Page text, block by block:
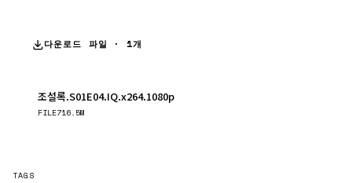
다운로드 파일 · 1개
조설록.S01E04.IQ.x264.1080p
FILE716.5M
TAGS